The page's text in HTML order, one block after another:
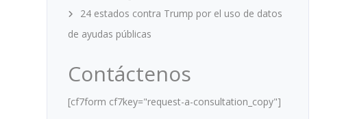
24 estados contra Trump por el uso de datos
de ayudas públicas
Contáctenos
[cf7form cf7key="request-a-consultation_copy"]